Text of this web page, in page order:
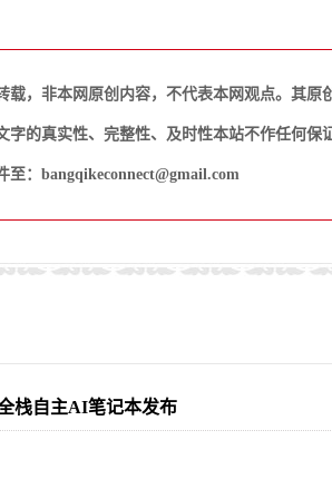
载，非本网原创内容，不代表本网观点。其
字的真实性、完整性、及时性本站不作任何保
至：bangqikeconnect@gmail.com
栈自主AI笔记本发布